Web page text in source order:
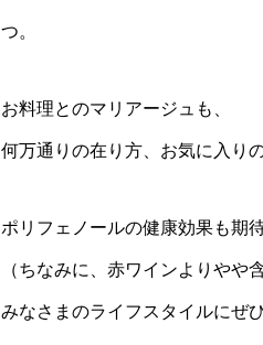
つ。
お料理とのマリアージュも、
何万通りの在り方、お気に入り
ポリフェノールの健康効果も期
（ちなみに、赤ワインよりやや
みなさまのライフスタイルにぜ